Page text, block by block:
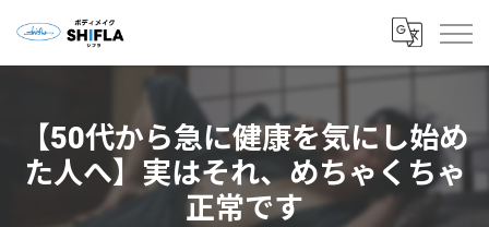
【50代から急に健康を気にし始め
た人へ】実はそれ、めちゃくちゃ
正常です